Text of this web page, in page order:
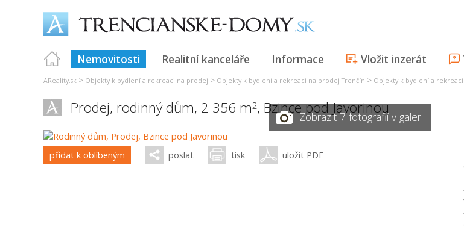
Nemovitosti Realitní kanceláře Informace Vložit inzerát
AReality.sk > Objekty k bydlení a rekreaci na prodej > Objekty k bydlení a rekreaci na prodej Trenčín > Objekty k bydlení a
Prodej, rodinný dům, 2 356 m2, Bzince pod Javorinou
Zobrazit 7 fotografií v galerii
přidat k oblíbeným poslat tisk uložit PDF